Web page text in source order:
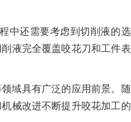
中还需要考虑到切削液的选
液完全覆盖咬花刀和工件表
域具有广泛的应用前景。随
械改进不断提升咬花加工的